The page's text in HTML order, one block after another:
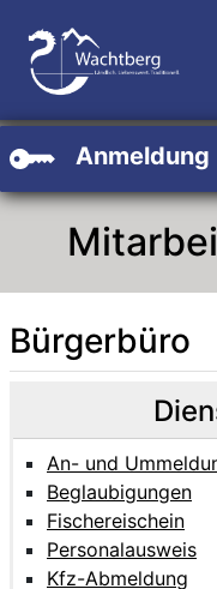
Anmeldung
Bürgerbüro
An- und
Beglaubigungen
Fischereischein
Personalausweis
Kfz-Abmeldung